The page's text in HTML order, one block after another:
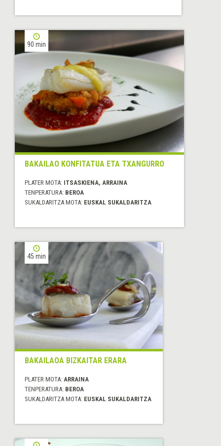
90 min
BAKAILAO KONFITATUA ETA TXANGURRO
PLATER MOTA: ITSASKIENA, ARRAINA
TENPERATURA: BEROA
SUKALDARITZA MOTA: EUSKAL SUKALDARITZA
45 min
BAKAILAOA BIZKAITAR ERARA
PLATER MOTA: ARRAINA
TENPERATURA: BEROA
SUKALDARITZA MOTA: EUSKAL SUKALDARITZA